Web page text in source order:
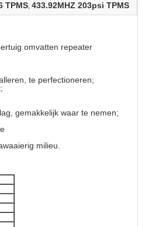
TPMS, 433.92MHZ 203psi TPMS
omvatten repeater
te perfectioneren;
gemakkelijk waar te nemen;
milieu.